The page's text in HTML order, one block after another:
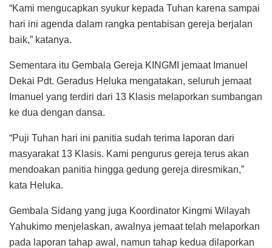
“Kami mengucapkan syukur kepada Tuhan karena sampai
hari ini agenda dalam rangka pentabisan gereja berjalan
baik,” katanya.
Sementara itu Gembala Gereja KINGMI jemaat Imanuel
Dekai Pdt. Geradus Heluka mengatakan, seluruh jemaat
Imanuel yang terdiri dari 13 Klasis melaporkan sumbangan
ke dua dengan dansa.
“Puji Tuhan hari ini panitia sudah terima laporan dari
masyarakat 13 Klasis. Kami pengurus gereja terus akan
mendoakan panitia hingga gedung gereja diresmikan,”
kata Heluka.
Gembala Sidang yang juga Koordinator Kingmi Wilayah
Yahukimo menjelaskan, awalnya jemaat telah melaporkan
pada laporan tahap awal, namun tahap kedua dilaporkan